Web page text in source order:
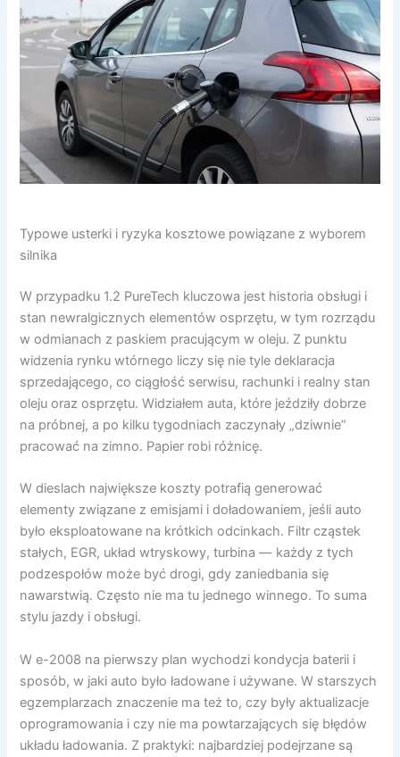
Typowe usterki i ryzyka kosztowe powiązane z wyborem
silnika
W przypadku 1.2 PureTech kluczowa jest historia obsługi i
stan newralgicznych elementów osprzętu, w tym rozrządu
w odmianach z paskiem pracującym w oleju. Z punktu
widzenia rynku wtórnego liczy się nie tyle deklaracja
sprzedającego, co ciągłość serwisu, rachunki i realny stan
oleju oraz osprzętu. Widziałem auta, które jeździły dobrze
na próbnej, a po kilku tygodniach zaczynały „dziwnie”
pracować na zimno. Papier robi różnicę.
W dieslach największe koszty potrafią generować
elementy związane z emisjami i doładowaniem, jeśli auto
było eksploatowane na krótkich odcinkach. Filtr cząstek
stałych, EGR, układ wtryskowy, turbina — każdy z tych
podzespołów może być drogi, gdy zaniedbania się
nawarstwią. Często nie ma tu jednego winnego. To suma
stylu jazdy i obsługi.
W e-2008 na pierwszy plan wychodzi kondycja baterii i
sposób, w jaki auto było ładowane i używane. W starszych
egzemplarzach znaczenie ma też to, czy były aktualizacje
oprogramowania i czy nie ma powtarzających się błędów
układu ładowania. Z praktyki: najbardziej podejrzane są